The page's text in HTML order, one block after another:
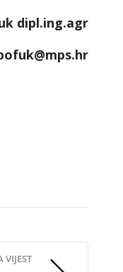
dipl.ing.agr
@mps.hr
VIJEST